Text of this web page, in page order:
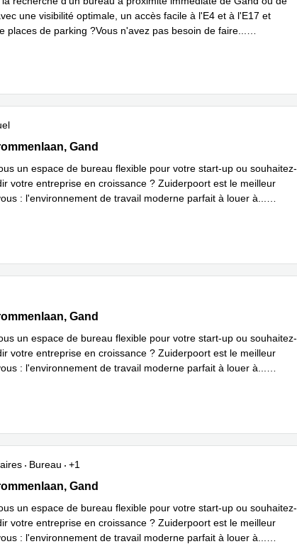
une visibilité optimale, un accès facile à l'E4 et à l'E17 et
places de parking ?Vous n'avez pas besoin de faire
Crommenlaan 8, Gand
Gand
un espace de bureau flexible pour votre start-up ou souhaitez-
votre entreprise en croissance ? Zuiderpoort est le meilleur
: l'environnement de travail moderne parfait à louer à
Crommenlaan 8, Gand
Gand
un espace de bureau flexible pour votre start-up ou souhaitez-
votre entreprise en croissance ? Zuiderpoort est le meilleur
: l'environnement de travail moderne parfait à louer à
Bureau
+1
Crommenlaan 8, Gand
Gand
un espace de bureau flexible pour votre start-up ou souhaitez-
votre entreprise en croissance ? Zuiderpoort est le meilleur
: l'environnement de travail moderne parfait à louer à